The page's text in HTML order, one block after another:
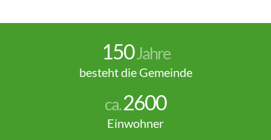
150Jahre
besteht die Gemeinde
ca.2600
Einwohner